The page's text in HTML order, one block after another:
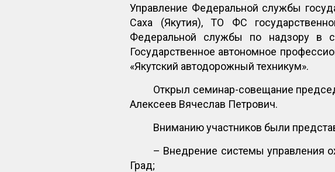
Управление Федеральной службы
Саха (Якутия), ТО ФС
Федеральной службы по надзору в
Государственное автономное
«Якутский автодорожный техникум».
Открыл семинар-совещание
Алексеев Вячеслав Петрович.
Вниманию участников были
– Внедрение системы управления
Град;